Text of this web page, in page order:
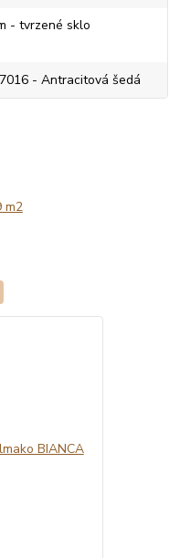
- tvrzené sklo
- Antracitová šedá
m2